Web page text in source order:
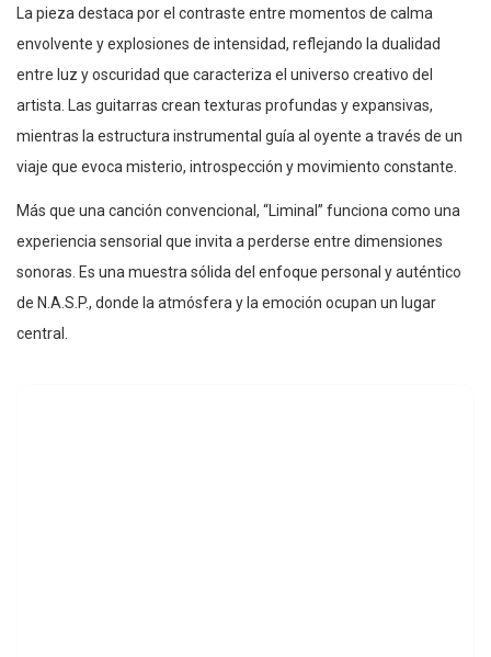
La pieza destaca por el contraste entre momentos de calma
envolvente y explosiones de intensidad, reflejando la dualidad
entre luz y oscuridad que caracteriza el universo creativo del
artista. Las guitarras crean texturas profundas y expansivas,
mientras la estructura instrumental guía al oyente a través de un
viaje que evoca misterio, introspección y movimiento constante.
Más que una canción convencional, “Liminal” funciona como una
experiencia sensorial que invita a perderse entre dimensiones
sonoras. Es una muestra sólida del enfoque personal y auténtico
de N.A.S.P., donde la atmósfera y la emoción ocupan un lugar
central.